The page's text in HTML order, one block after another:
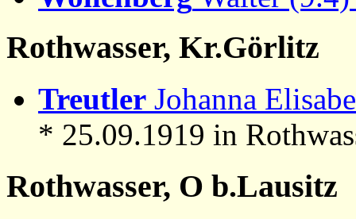
Rothwasser, Kr.Görlitz
Treutler Johanna
* 25.09.1919 in
Rothwasser, O b.Lausitz